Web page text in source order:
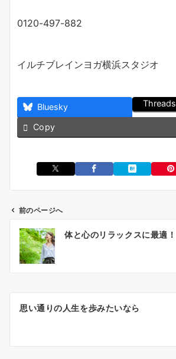
0120-497-882
イルチブレインヨガ横浜スタジオ
Bluesky Threads
Copy
ン
前のページへ
体と心のリラックスに最適！
思い通りの人生を歩みたいなら